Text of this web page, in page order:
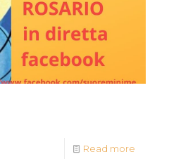
Read more